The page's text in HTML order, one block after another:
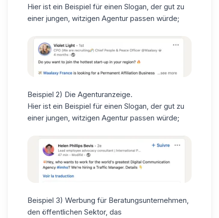
Hier ist ein Beispiel für einen Slogan, der gut zu
einer jungen, witzigen Agentur passen würde;
Beispiel 2) Die Agenturanzeige.
Hier ist ein Beispiel für einen Slogan, der gut zu
einer jungen, witzigen Agentur passen würde;
Beispiel 3) Werbung für Beratungsunternehmen,
den öffentlichen Sektor, das